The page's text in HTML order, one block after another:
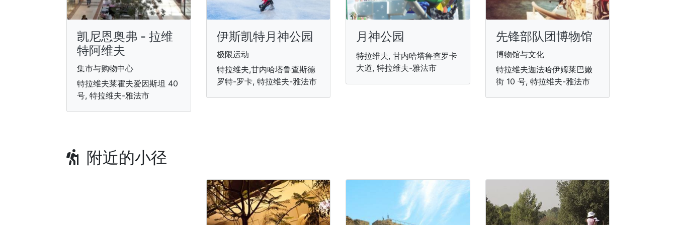
凯尼恩奥弗 - 拉维
特阿维夫
集市与购物中心
特拉维夫莱霍夫爱因斯坦 40
号, 特拉维夫-雅法市
伊斯凯特月神公园
极限运动
特拉维夫,甘内哈塔鲁查斯德
罗特-罗卡, 特拉维夫-雅法市
月神公园
特拉维夫, 甘内哈塔鲁查罗卡
大道, 特拉维夫-雅法市
先锋部队团博物馆
博物馆与文化
特拉维夫迦法哈伊姆莱巴嫩
街 10 号, 特拉维夫-雅法市
附近的小径